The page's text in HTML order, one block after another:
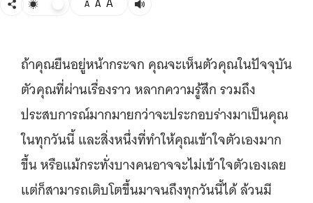
A A A
ถ้าคุณยืนอยู่หน้ากระจก คุณจะเห็นตัวคุณในปัจจุบัน
ตัวคุณที่ผ่านเรื่องราว หลากความรู้สึก รวมถึง
ประสบการณ์มากมายกว่าจะประกอบร่างมาเป็นคุณ
ในทุกวันนี้ และสิ่งหนึ่งที่ทำให้คุณเข้าใจตัวเองมาก
ขึ้น หรือแม้กระทั่งบางคนอาจจะไม่เข้าใจตัวเองเลย
แต่ก็สามารถเติบโตขึ้นมาจนถึงทุกวันนี้ได้ ล้วนมี